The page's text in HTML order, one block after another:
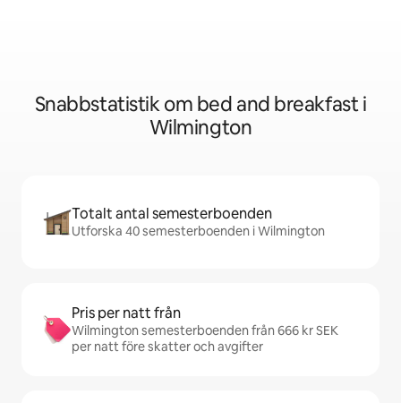
Snabbstatistik om bed and breakfast i
Wilmington
Totalt antal semesterboenden
Utforska 40 semesterboenden i Wilmington
Pris per natt från
Wilmington semesterboenden från 666 kr SEK
per natt före skatter och avgifter